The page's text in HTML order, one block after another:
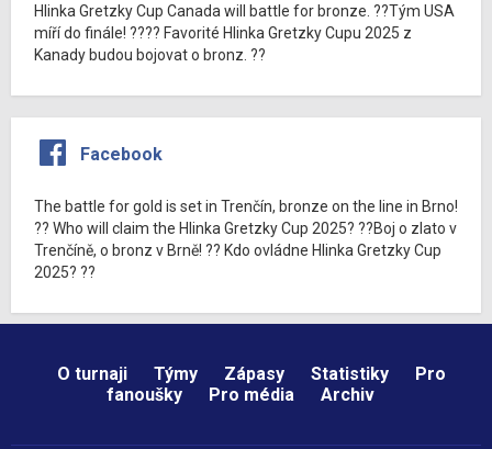
Hlinka Gretzky Cup Canada will battle for bronze. ??Tým USA
míří do finále! ???? Favorité Hlinka Gretzky Cupu 2025 z
Kanady budou bojovat o bronz. ??
Facebook
The battle for gold is set in Trenčín, bronze on the line in Brno!
?? Who will claim the Hlinka Gretzky Cup 2025? ??Boj o zlato v
Trenčíně, o bronz v Brně! ?? Kdo ovládne Hlinka Gretzky Cup
2025? ??
O turnaji Týmy Zápasy Statistiky
Pro
fanoušky
Pro média Archiv